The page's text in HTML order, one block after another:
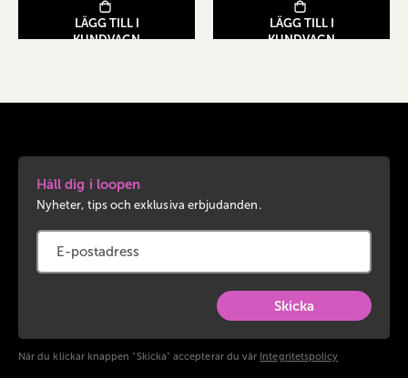
LÄGG TILL I
KUNDVAGN
LÄGG TILL I
KUNDVAGN
Håll dig i loopen
Nyheter, tips och exklusiva erbjudanden.
Skicka
När du klickar knappen "Skicka" accepterar du vår Integritetspolicy